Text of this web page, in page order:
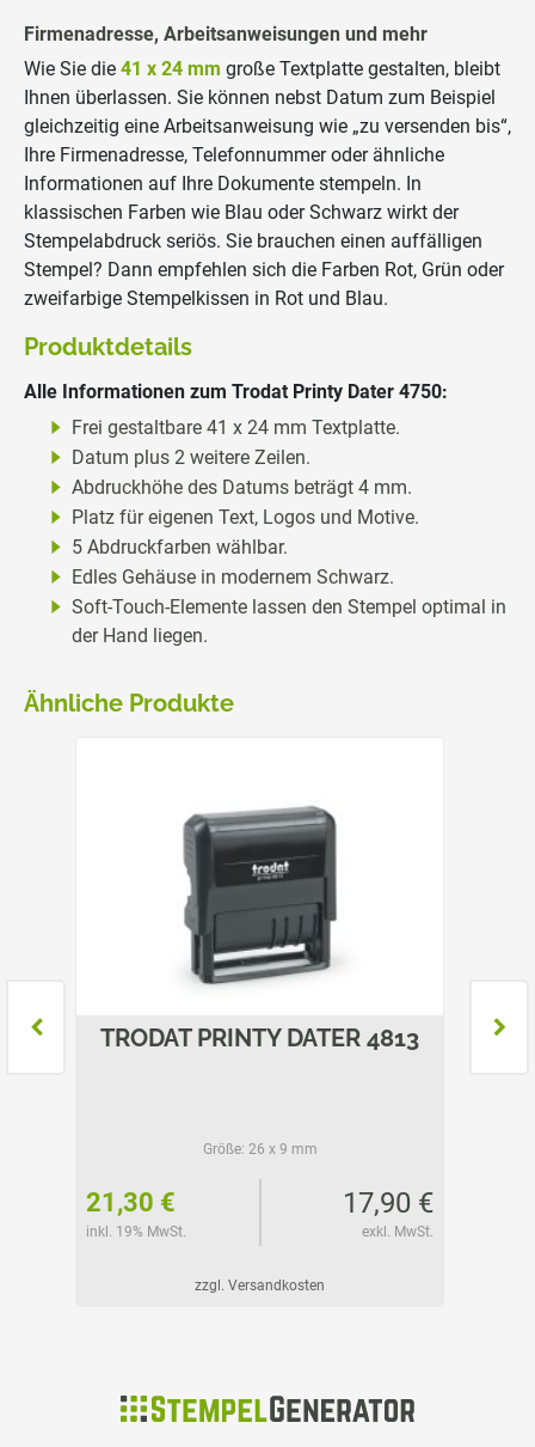
Firmenadresse, Arbeitsanweisungen und mehr
Wie Sie die 41 x 24 mm große Textplatte gestalten, bleibt
Ihnen überlassen. Sie können nebst Datum zum Beispiel
gleichzeitig eine Arbeitsanweisung wie „zu versenden bis“,
Ihre Firmenadresse, Telefonnummer oder ähnliche
Informationen auf Ihre Dokumente stempeln. In
klassischen Farben wie Blau oder Schwarz wirkt der
Stempelabdruck seriös. Sie brauchen einen auffälligen
Stempel? Dann empfehlen sich die Farben Rot, Grün oder
zweifarbige Stempelkissen in Rot und Blau.
Produktdetails
Alle Informationen zum Trodat Printy Dater 4750:
Frei gestaltbare 41 x 24 mm Textplatte.
Datum plus 2 weitere Zeilen.
Abdruckhöhe des Datums beträgt 4 mm.
Platz für eigenen Text, Logos und Motive.
5 Abdruckfarben wählbar.
Edles Gehäuse in modernem Schwarz.
Soft-Touch-Elemente lassen den Stempel optimal in
der Hand liegen.
Ähnliche Produkte
TRODAT PRINTY DATER 4813
Größe: 26 x 9 mm
21,30 €
inkl. 19% MwSt.
17,90 €
exkl. MwSt.
zzgl. Versandkosten